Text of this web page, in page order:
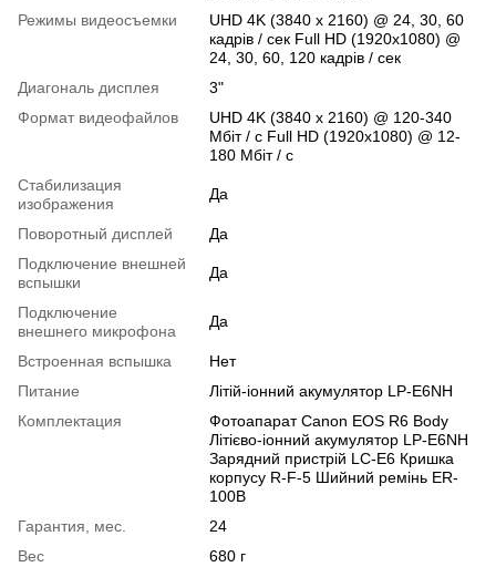
Режимы видеосъемки
UHD 4K (3840 x 2160) @ 24, 30, 60
кадрів / сек Full HD (1920x1080) @
24, 30, 60, 120 кадрів / сек
Диагональ дисплея
3"
Формат видеофайлов
UHD 4K (3840 x 2160) @ 120-340
Мбіт / с Full HD (1920x1080) @ 12-
180 Мбіт / с
Стабилизация
изображения
Да
Поворотный дисплей
Да
Подключение внешней
вспышки
Да
Подключение
внешнего микрофона
Да
Встроенная вспышка
Нет
Питание
Літій-іонний акумулятор LP-E6NH
Комплектация
Фотоапарат Canon EOS R6 Body
Літієво-іонний акумулятор LP-E6NH
Зарядний пристрій LC-E6 Кришка
корпусу R-F-5 Шийний ремінь ER-
100B
Гарантия, мес.
24
Вес
680 г